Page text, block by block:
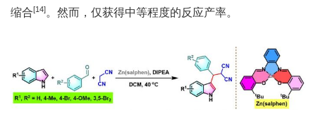
缩合[14]。然而，仅获得中等程度的反应产率。